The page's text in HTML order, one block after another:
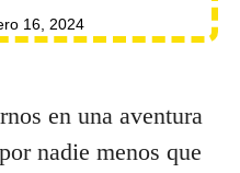
16, 2024
en una aventura
nadie menos que